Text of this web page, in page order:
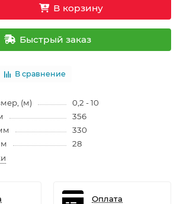
В корзину
Быстрый заказ
В сравнение
(м)
0,2 - 10
356
330
28
Оплата